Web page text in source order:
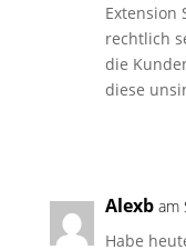
Extension
rechtlich
die
diese
Alexb am
Habe